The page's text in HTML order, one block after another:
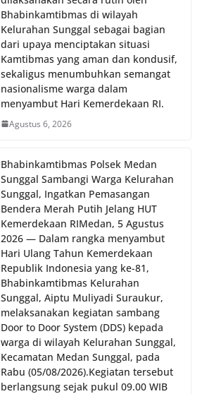
Bhabinkamtibmas di wilayah
Kelurahan Sunggal sebagai bagian
dari upaya menciptakan situasi
Kamtibmas yang aman dan kondusif,
sekaligus menumbuhkan semangat
nasionalisme warga dalam
menyambut Hari Kemerdekaan RI.
Agustus 6, 2026
Bhabinkamtibmas Polsek Medan
Sunggal Sambangi Warga Kelurahan
Sunggal, Ingatkan Pemasangan
Bendera Merah Putih Jelang HUT
Kemerdekaan RI‎‎Medan, 5 Agustus
2026 — Dalam rangka menyambut
Hari Ulang Tahun Kemerdekaan
Republik Indonesia yang ke-81,
Bhabinkamtibmas Kelurahan
Sunggal, Aiptu Muliyadi Suraukur,
melaksanakan kegiatan sambang
Door to Door System (DDS) kepada
warga di wilayah Kelurahan Sunggal,
Kecamatan Medan Sunggal, pada
Rabu (05/08/2026).‎‎Kegiatan tersebut
berlangsung sejak pukul 09.00 WIB